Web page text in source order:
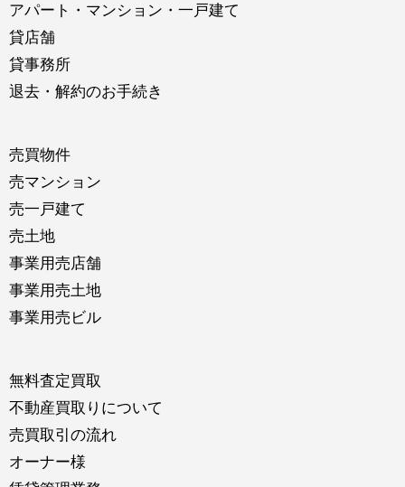
アパート・マンション・一戸建て
貸店舗
貸事務所
退去・解約のお手続き
売買物件
売マンション
売一戸建て
売土地
事業用売店舗
事業用売土地
事業用売ビル
無料査定買取
不動産買取りについて
売買取引の流れ
オーナー様